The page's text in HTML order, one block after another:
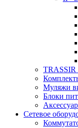
TRASSIR
Муляжи
Блоки
Сетевое